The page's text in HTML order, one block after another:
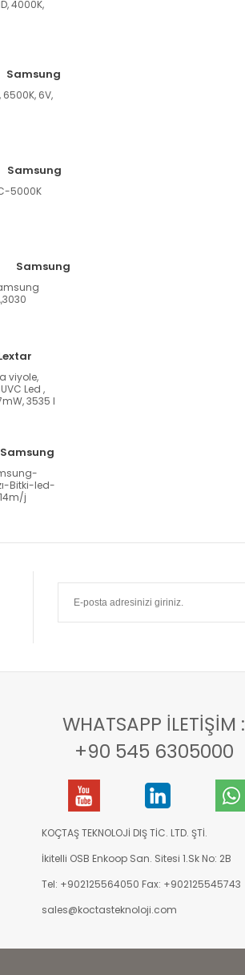
4000K,
Samsung
6V,
Samsung
5000K
Samsung
viyole,
Led ,
3535 l
Samsung
Bitki-led-
j
WHATSAPP İLETIŞIM :
+90 545 6305000
KOÇTAŞ TEKNOLOJİ DIŞ TİC. LTD. ŞTİ.
İkitelli OSB Enkoop San. Sitesi 1.Sk No: 2B
Tel: +902125564050 Fax: +902125545743
sales@koctasteknoloji.com